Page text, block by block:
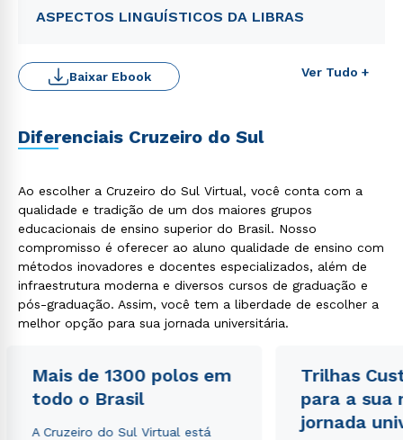
ASPECTOS LINGUÍSTICOS DA LIBRAS
Ver Tudo +
Baixar Ebook
Diferenciais Cruzeiro do Sul
Ao escolher a Cruzeiro do Sul Virtual, você conta com a
qualidade e tradição de um dos maiores grupos
educacionais de ensino superior do Brasil. Nosso
compromisso é oferecer ao aluno qualidade de ensino com
métodos inovadores e docentes especializados, além de
infraestrutura moderna e diversos cursos de graduação e
pós-graduação. Assim, você tem a liberdade de escolher a
melhor opção para sua jornada universitária.
Mais de 1300 polos em
todo o Brasil
A Cruzeiro do Sul Virtual está
Trilhas
para a sua
jornada
ou
Estou de acordo com a
envio de conteúdos da Cruzeiro do Sul.